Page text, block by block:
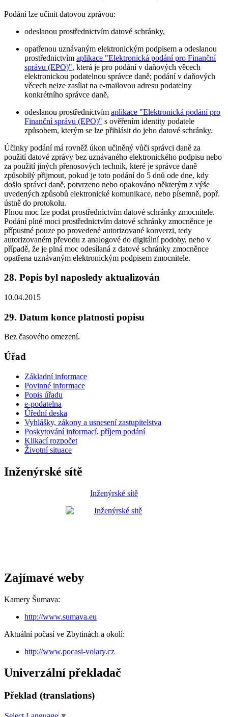
Podání lze učinit datovou zprávou:
odeslanou prostřednictvím datové schránky,
opatřenou uznávaným elektronickým podpisem a odeslanou
prostřednictvím aplikace "Elektronická podání pro Finanční
správu (EPO)", která je pro podání v daňových věcech
elektronickou podatelnou správce daně; podání v daňových
věcech nelze zasílat na e-mailovou adresu podatelny
konkrétního správce daně,
odeslanou prostřednictvím aplikace "Elektronická podání pro
Finanční správu (EPO)" s ověřením identity podatele
způsobem, kterým se lze přihlásit do jeho datové schránky.
Účinky podání má rovněž úkon učiněný vůči správci daně za
použití datové zprávy bez uznávaného elektronického podpisu nebo
za použití jiných přenosových technik, které je správce daně
způsobilý přijmout, pokud je toto podání do 5 dnů ode dne, kdy
došlo správci daně, potvrzeno nebo opakováno některým z výše
uvedených způsobů elektronické komunikace, nebo písemně, popř.
ústně do protokolu.
Plnou moc lze podat prostřednictvím datové schránky zmocnitele.
Podání plné moci prostřednictvím datové schránky zmocněnce je
přípustné pouze po provedené autorizované konverzi, tedy
autorizovaném převodu z analogové do digitální podoby, nebo v
případě, že je plná moc odesílaná z datové schránky zmocněnce
opatřena uznávaným elektronickým podpisem zmocnitele.
28. Popis byl naposledy aktualizován
10.04.2015
29. Datum konce platnosti popisu
Bez časového omezení.
Úřad
Základní informace
Povinné informace
Popis úřadu
e-podatelna
Úřední deska
Vyhlášky, zákony a usnesení zastupitelstva
Poskytování informací, příjem podání
Klikací rozpočet
Životní situace
Inženýrské sítě
Inženýrské sítě
Zajímavé weby
Kamery Šumava:
http://www.sumava.eu
Aktuální počasí ve Zbytinách a okolí:
http://www.pocasi-volary.cz
Univerzální překladač
Překlad (translations)